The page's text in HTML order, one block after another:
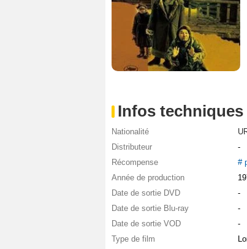
Infos techniques
Nationalité
Distributeur
-
Récompense
#
Année de production
Date de sortie DVD
-
Date de sortie Blu-ray
-
Date de sortie VOD
-
Type de film